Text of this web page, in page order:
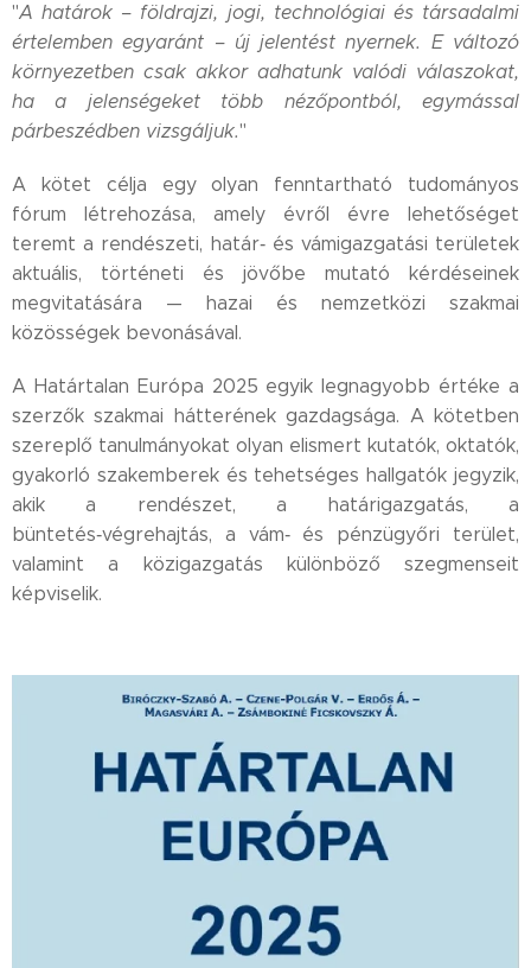
"A határok – földrajzi, jogi, technológiai és társadalmi
értelemben egyaránt – új jelentést nyernek. E változó
környezetben csak akkor adhatunk valódi válaszokat,
ha a jelenségeket több nézőpontból, egymással
párbeszédben vizsgáljuk."
A kötet célja egy olyan fenntartható tudományos
fórum létrehozása, amely évről évre lehetőséget
teremt a rendészeti, határ‑ és vámigazgatási területek
aktuális, történeti és jövőbe mutató kérdéseinek
megvitatására — hazai és nemzetközi szakmai
közösségek bevonásával.
A Határtalan Európa 2025 egyik legnagyobb értéke a
szerzők szakmai hátterének gazdagsága. A kötetben
szereplő tanulmányokat olyan elismert kutatók, oktatók,
gyakorló szakemberek és tehetséges hallgatók jegyzik,
akik a rendészet, a határigazgatás, a
büntetés‑végrehajtás, a vám‑ és pénzügyőri terület,
valamint a közigazgatás különböző szegmenseit
képviselik.